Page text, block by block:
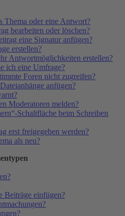
Thema oder eine Antwort?
bearbeiten oder löschen?
eine Signatur anfügen?
erstellen?
Antwortmöglichkeiten erstellen?
ich eine Umfrage?
Foren nicht zugreifen?
anfügen?
Moderatoren melden?
Schaltfläche beim Schreiben
erst freigegeben werden?
als neu?
Beiträge einfügen?